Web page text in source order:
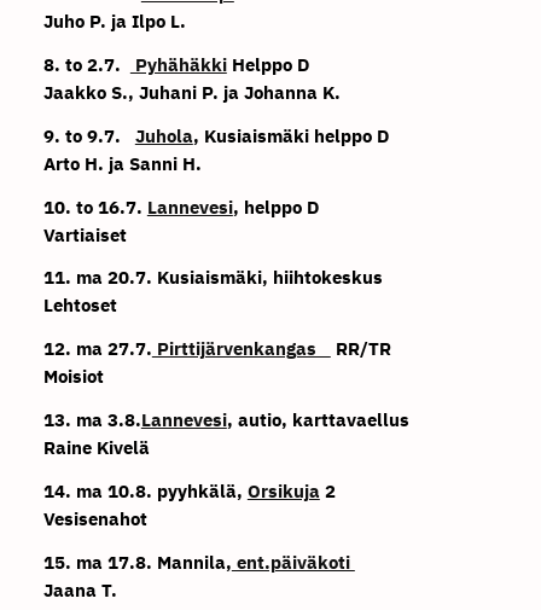
Juho P. ja Ilpo L.
8. to 2.7.
PyhähäkkiHelppo D
Jaakko S., Juhani P. ja Johanna K.
9. to 9.7. Juhola, Kusiaismäki helppo D
Arto H. ja Sanni H.
10. to 16.7. Lannevesi, helppo D
Vartiaiset
11. ma 20.7. Kusiaismäki, hiihtokeskus
Lehtoset
12. ma 27.7. Pirttijärvenkangas
RR/TR
Moisiot
13. ma 3.8.Lannevesi, autio, karttavaellus
Raine Kivelä
14. ma 10.8. pyyhkälä, Orsikuja 2
Vesisenahot
15. ma 17.8. Mannila, ent.päiväkoti
Jaana T.